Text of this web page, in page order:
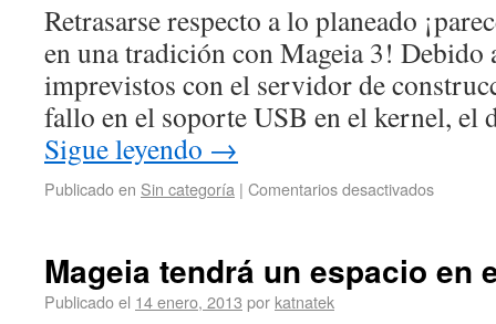
Retrasarse respecto a lo planeado
en una tradición con Mageia 3! Debido
imprevistos con el servidor de
fallo en el soporte USB en el kernel,
Sigue leyendo →
Publicado en Sin categoría | Comentarios desactivados
Mageia tendrá un espacio en
Publicado el 14 enero, 2013 por katnatek